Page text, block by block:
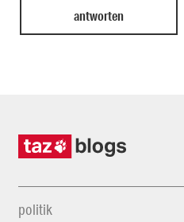
politik